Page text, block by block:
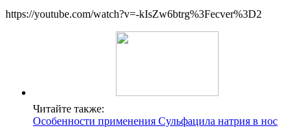
https://youtube.com/watch?v=-kIsZw6btrg%3Fecver%3D2
Читайте также:
Особенности применения Сульфацила натрия в нос